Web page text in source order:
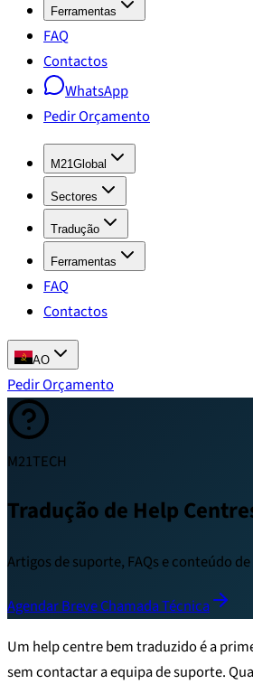
Ferramentas
FAQ
Contactos
WhatsApp
Pedir Orçamento
M21Global
Sectores
Tradução
Ferramentas
FAQ
Contactos
AO
Pedir Orçamento
M21TECH
Tradução de Help
Artigos de suporte, FAQs e conteúdo
Agendar Breve Chamada Técnica
Um help centre bem traduzido é a
sem contactar a equipa de suporte.